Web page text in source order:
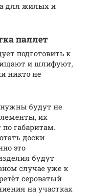
для жилых и
паллет
подготовить к
и шлифуют,
никто не
будут не
их
габаритам.
доски
это
будут
случае уже к
сероватый
на участках